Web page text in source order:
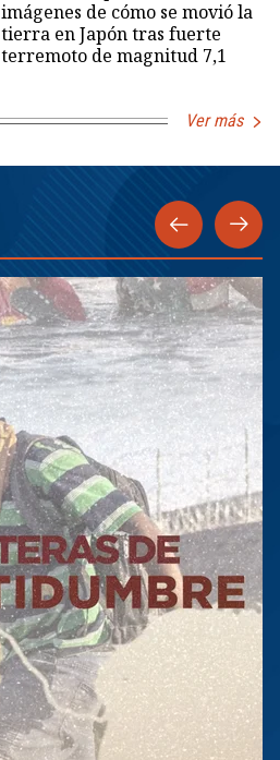
imágenes de cómo se movió la
tierra en Japón tras fuerte
terremoto de magnitud 7,1
Ver más